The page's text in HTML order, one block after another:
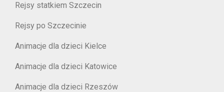
Rejsy statkiem Szczecin
Rejsy po Szczecinie
Animacje dla dzieci Kielce
Animacje dla dzieci Katowice
Animacje dla dzieci Rzeszów